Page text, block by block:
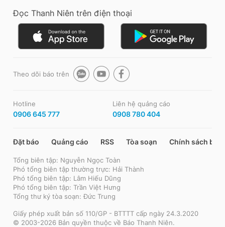
Đọc Thanh Niên trên điện thoại
Theo dõi báo trên
Hotline
0906 645 777
Liên hệ quảng cáo
0908 780 404
Đặt báo Quảng cáo RSS Tòa soạn Chính sách bảo
Tổng biên tập: Nguyễn Ngọc Toàn
Phó tổng biên tập thường trực: Hải Thành
Phó tổng biên tập: Lâm Hiếu Dũng
Phó tổng biên tập: Trần Việt Hưng
Tổng thư ký tòa soạn: Đức Trung
Giấy phép xuất bản số 110/GP - BTTTT cấp ngày 24.3.2020
© 2003-2026 Bản quyền thuộc về Báo Thanh Niên.